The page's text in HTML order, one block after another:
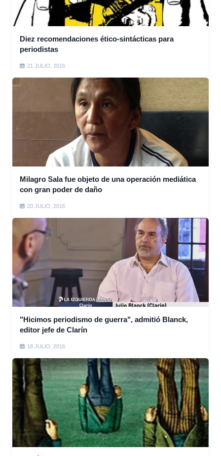
Diez recomendaciones ético-sintácticas para
periodistas
21 JULIO, 2016
Milagro Sala fue objeto de una operación mediática
con gran poder de daño
20 JULIO, 2016
"Hicimos periodismo de guerra", admitió Blanck,
editor jefe de Clarín
18 JULIO, 2016